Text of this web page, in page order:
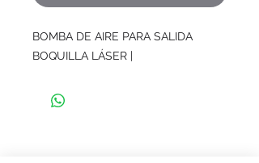
BOMBA DE AIRE PARA SALIDA
BOQUILLA LÁSER |